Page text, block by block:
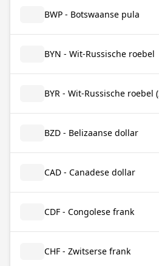
BWP - Botswaanse pula
BYN - Wit-Russische roebel
BYR - Wit-Russische roebel
BZD - Belizaanse dollar
CAD - Canadese dollar
CDF - Congolese frank
CHF - Zwitserse frank